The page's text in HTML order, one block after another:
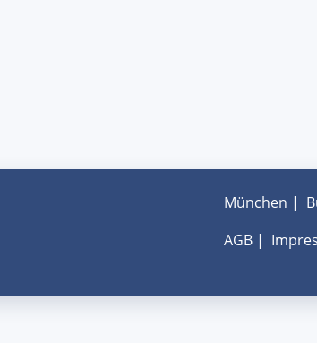
München |
AGB|